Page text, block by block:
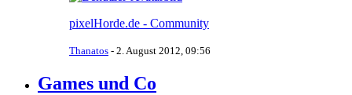
pixelHorde.de - Community
Thanatos - 2. August 2012, 09:56
Games und Co